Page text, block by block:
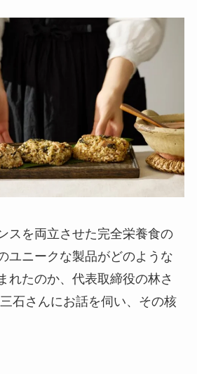
スを両立させた完全栄養食の
ユニークな製品がどのような
れたのか、代表取締役の林さ
石さんにお話を伺い、その核